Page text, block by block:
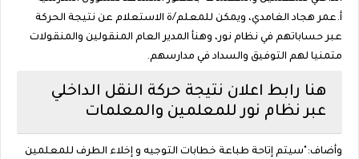
أ.عمر هجاد الغامدي، ويمكن للمعلم/ة الاستعلام عن نتيجة الحركة
عبر حساباتهم في نظام نور، وهنأ المدير العام المنقولين والمنقولات
متمنيا لهم التوفيق والسداد في مدارسهم.
هنا رابط اعلان نتيجة حركة النقل الداخلي
عبر نظام نور للمعلمين والمعلمات
وأضاف:"سيتم إتاحة طباعة خطابات التوجيه و إخلاء الطرف للمعلمين